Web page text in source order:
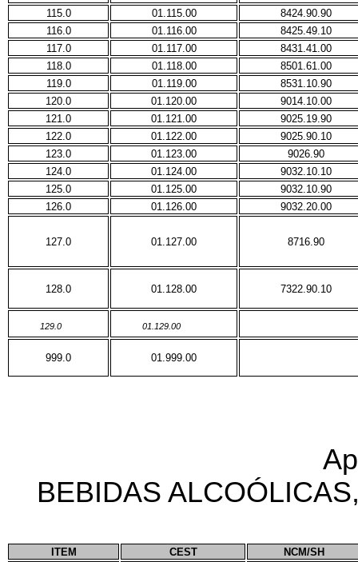
115.0
01.115.00
8424.90.90
116.0
01.116.00
8425.49.10
117.0
01.117.00
8431.41.00
118.0
01.118.00
8501.61.00
119.0
01.119.00
8531.10.90
120.0
01.120.00
9014.10.00
121.0
01.121.00
9025.19.90
122.0
01.122.00
9025.90.10
123.0
01.123.00
9026.90
124.0
01.124.00
9032.10.10
125.0
01.125.00
9032.10.90
126.0
01.126.00 9032.20.00
127.0 01.127.00 8716.90
128.0 01.128.00 7322.90.10
129.0 01.129.00
999.0 01.999.00
BEBIDAS
ITEM CEST
NCM/SH